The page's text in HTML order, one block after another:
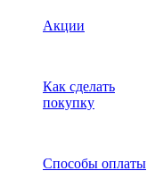
Акции
Как сделать
покупку
Способы оплаты